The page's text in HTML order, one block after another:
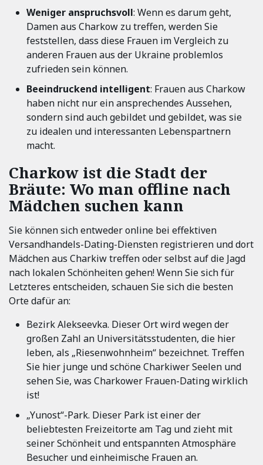
Weniger anspruchsvoll: Wenn es darum geht,
Damen aus Charkow zu treffen, werden Sie
feststellen, dass diese Frauen im Vergleich zu
anderen Frauen aus der Ukraine problemlos
zufrieden sein können.
Beeindruckend intelligent: Frauen aus Charkow
haben nicht nur ein ansprechendes Aussehen,
sondern sind auch gebildet und gebildet, was sie
zu idealen und interessanten Lebenspartnern
macht.
Charkow ist die Stadt der
Bräute: Wo man offline nach
Mädchen suchen kann
Sie können sich entweder online bei effektiven
Versandhandels-Dating-Diensten registrieren und dort
Mädchen aus Charkiw treffen oder selbst auf die Jagd
nach lokalen Schönheiten gehen! Wenn Sie sich für
Letzteres entscheiden, schauen Sie sich die besten
Orte dafür an:
Bezirk Alekseevka. Dieser Ort wird wegen der
großen Zahl an Universitätsstudenten, die hier
leben, als „Riesenwohnheim“ bezeichnet. Treffen
Sie hier junge und schöne Charkiwer Seelen und
sehen Sie, was Charkower Frauen-Dating wirklich
ist!
„Yunost“-Park. Dieser Park ist einer der
beliebtesten Freizeitorte am Tag und zieht mit
seiner Schönheit und entspannten Atmosphäre
Besucher und einheimische Frauen an.